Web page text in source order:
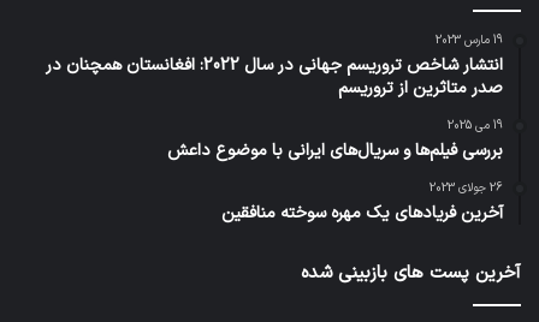
19 مارس 2023
انتشار شاخص تروریسم جهانی در سال 2022: افغانستان همچنان در
صدر متاثرین از تروریسم
19 می 2025
بررسی فیلم‌ها و سریال‌های ایرانی با موضوع داعش
26 جولای 2023
آخرین فریادهای یک مهره سوخته منافقین
آخرین پست های بازبینی شده